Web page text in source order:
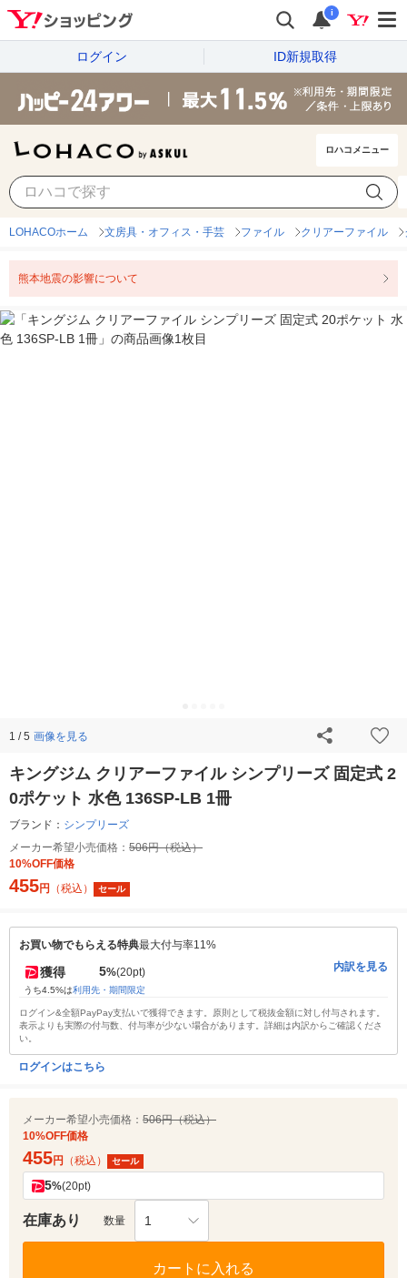
i
ログイン ID新規取得
ロハコメニュー
LOHACOホーム 文房具・オフィス・手芸 ファイル クリアーファイル
熊本地震の影響について
1 / 5 画像を見る
キングジム クリアーファイル シンプリーズ 固定式 2
0ポケット 水色 136SP-LB 1冊
ブランド： シンプリーズ
メーカー希望小売価格： 506円（税込）
10%OFF価格
455円 （税込） セール
お買い物でもらえる特典最大付与率11%
獲得 5%(20pt)
うち4.5%は利用先・期間限定
内訳を見る
ログイン&全額PayPay支払いで獲得できます。原則として税抜金額に対し付与されます。
表示よりも実際の付与数、付与率が少ない場合があります。詳細は内訳からご確認くださ
い。
ログインはこちら
メーカー希望小売価格： 506円（税込）
10%OFF価格
455円 （税込） セール
5%(20pt)
在庫あり 数量 1
カートに入れる